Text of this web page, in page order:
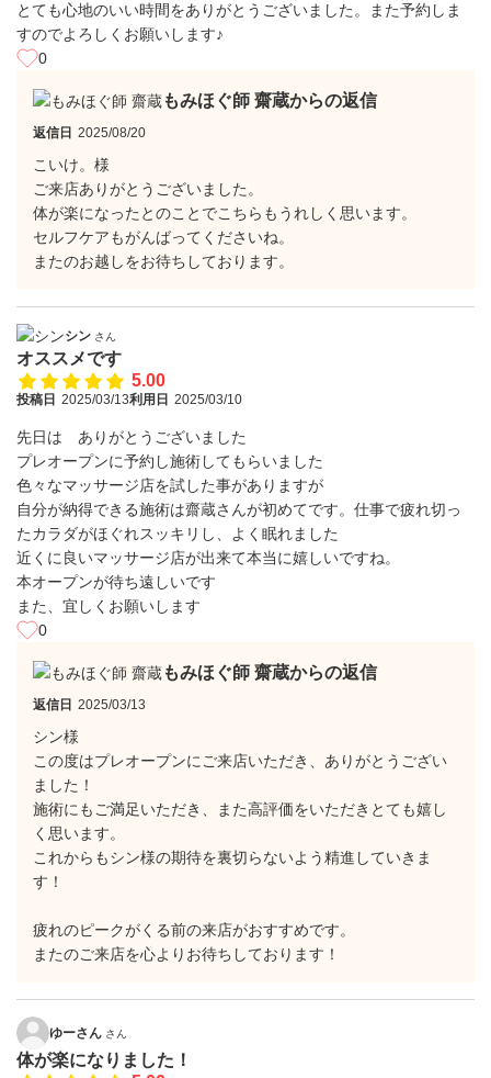
とても心地のいい時間をありがとうございました。また予約しま
すのでよろしくお願いします♪
0
もみほぐ師 齋蔵からの返信
返信日 2025/08/20
こいけ。様
ご来店ありがとうございました。
体が楽になったとのことでこちらもうれしく思います。
セルフケアもがんばってくださいね。
またのお越しをお待ちしております。
シン さん
オススメです
5.00
投稿日 2025/03/13利用日 2025/03/10
先日は ありがとうございました
プレオープンに予約し施術してもらいました
色々なマッサージ店を試した事がありますが
自分が納得できる施術は齋蔵さんが初めてです。仕事で疲れ切っ
たカラダがほぐれスッキリし、よく眠れました
近くに良いマッサージ店が出来て本当に嬉しいですね。
本オープンが待ち遠しいです
また、宜しくお願いします
0
もみほぐ師 齋蔵からの返信
返信日 2025/03/13
シン様
この度はプレオープンにご来店いただき、ありがとうござい
ました！
施術にもご満足いただき、また高評価をいただきとても嬉し
く思います。
これからもシン様の期待を裏切らないよう精進していきま
す！
疲れのピークがくる前の来店がおすすめです。
またのご来店を心よりお待ちしております！
ゆーさん さん
体が楽になりました！